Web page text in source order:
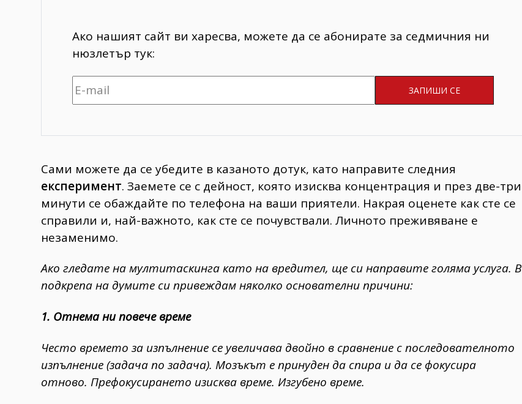
Ако нашият сайт ви харесва, можете да се абонирате за седмичния ни
нюзлетър тук:
Сами можете да се убедите в казаното дотук, като направите следния
експеримент. Заемете се с дейност, която изисква концентрация и през две-три
минути се обаждайте по телефона на ваши приятели. Накрая оценете как сте се
справили и, най-важното, как сте се почувствали. Личното преживяване е
незаменимо.
Ако гледате на мултитаскинга като на вредител, ще си направите голяма услуга. В
подкрепа на думите си привеждам няколко основателни причини:
1. Отнема ни повече време
Често времето за изпълнение се увеличава двойно в сравнение с последователното
изпълнение (задача по задача). Мозъкът е принуден да спира и да се фокусира
отново. Префокусирането изисква време. Изгубено време.